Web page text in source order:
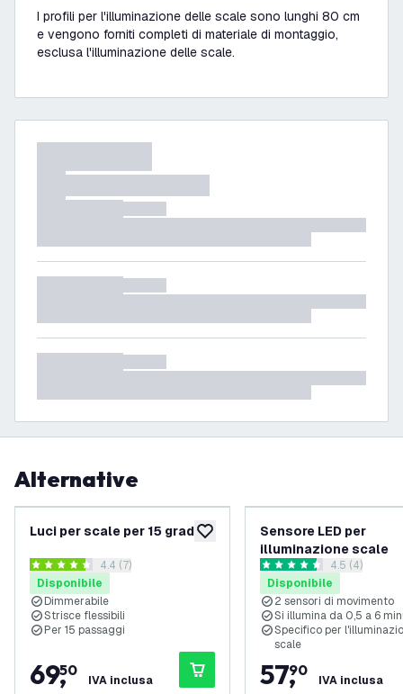
I profili per l'illuminazione delle scale sono lunghi 80 cm
e vengono forniti completi di materiale di montaggio,
esclusa l'illuminazione delle scale.
Alternative
aggiungi alla lista desideri
Luci per scale per 15 gradini
apri il cassetto delle recensioni
4.4 stelle di valutazione
4.4 (7)
Disponibile
Dimmerabile
Strisce flessibili
Per 15 passaggi
69,
50
IVA inclusa
Sensore LED per
illuminazione scale
apri il
4.5 stelle di valutazione
4.5 (4)
Disponibile
2 sensori di movimento
Si illumina da 0,5 a 6
Specifico per
scale
57,
90
IVA inclusa